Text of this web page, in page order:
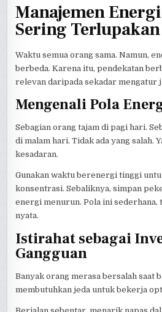
Manajemen
Sering Terlupakan
Waktu semua orang sama. Namun,
berbeda. Karena itu, pendekatan
relevan daripada sekadar mengatur
Mengenali Pola
Sebagian orang tajam di pagi hari.
di malam hari. Tidak ada yang salah.
kesadaran.
Gunakan waktu berenergi tinggi
konsentrasi. Sebaliknya, simpan
energi menurun. Pola ini sederhana,
nyata.
Istirahat sebagai
Gangguan
Banyak orang merasa bersalah saat
membutuhkan jeda untuk bekerja